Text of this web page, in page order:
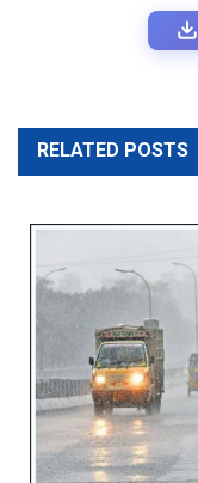
RELATED POSTS